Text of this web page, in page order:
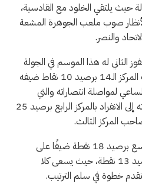
حيث يلتقي الخلود مع القادسية،
صوب ملعب الجوهرة المشعة
والنصر.
الثاني له هذا الموسم في الجولة
الماضية، يستقبل الخلود صاحب المركز الـ14 برصيد 10 نقاط ضيفه
لمواصلة انتصاراته والتي
وصلت لـ5 انتصارات متتالية قادته إلى الانفراد بالمركز الرابع برصيد 25
المركز الثالث.
ويحل الرياض صحب المركز التاسع برصيد 18 نقطة ضيفًا على
العروبة صاحب المركز الـ 12 برصيد 13 نقطة، حيث يسعى كلا
خطوة في سلم الترتيب.